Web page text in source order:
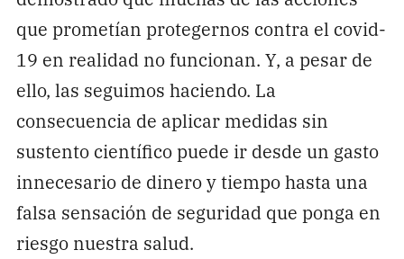
que prometían protegernos contra el covid-
19 en realidad no funcionan. Y, a pesar de
ello, las seguimos haciendo. La
consecuencia de aplicar medidas sin
sustento científico puede ir desde un gasto
innecesario de dinero y tiempo hasta una
falsa sensación de seguridad que ponga en
riesgo nuestra salud.